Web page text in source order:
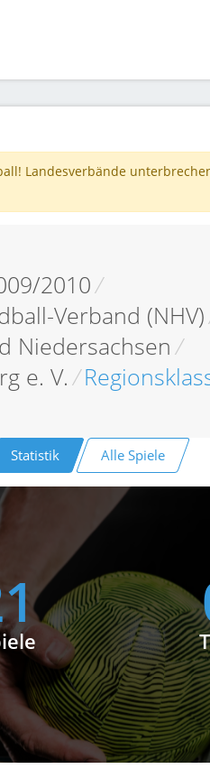
Landesverbände
2010/
Verband (NHV)
Niedersachsen /
e. V./
Statistik Alle Spiele